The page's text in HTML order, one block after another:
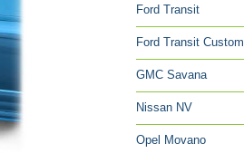
Ford Transit
Ford Transit Custom
GMC Savana
Nissan NV
Opel Movano